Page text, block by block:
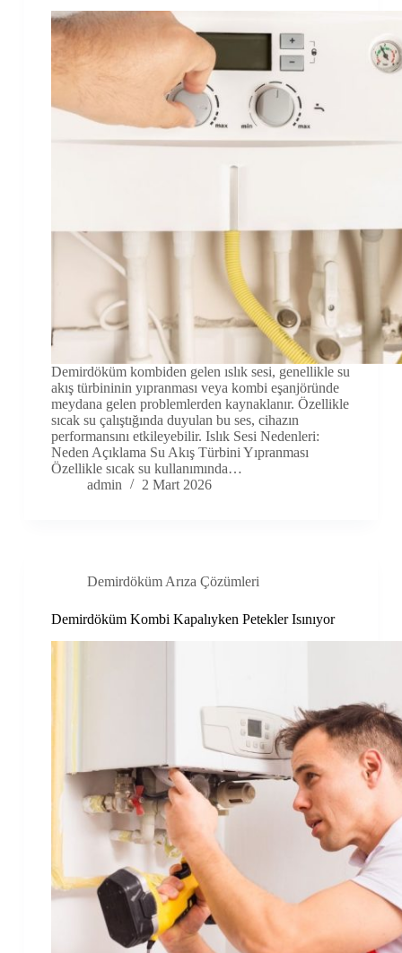
Demirdöküm kombiden gelen ıslık sesi, genellikle su
akış türbininin yıpranması veya kombi eşanjöründe
meydana gelen problemlerden kaynaklanır. Özellikle
sıcak su çalıştığında duyulan bu ses, cihazın
performansını etkileyebilir. Islık Sesi Nedenleri:
Neden Açıklama Su Akış Türbini Yıpranması
Özellikle sıcak su kullanımında…
admin
2 Mart 2026
Demirdöküm Arıza Çözümleri
Demirdöküm Kombi Kapalıyken Petekler Isınıyor